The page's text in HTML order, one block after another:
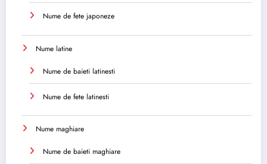
Nume de fete japoneze
Nume latine
Nume de baieti latinesti
Nume de fete latinesti
Nume maghiare
Nume de baieti maghiare